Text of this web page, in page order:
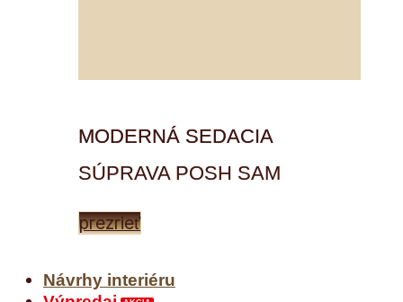
MODERNÁ SEDACIA
SÚPRAVA POSH SAM
prezrieť
Návrhy interiéru